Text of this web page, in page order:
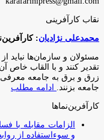
نقاب کارآفرینی
محمدعلی نژادیان:
مسئولان و سازمان‌ها
تقدیر کنند و با القاب خاص
زرق و برق به جامعه معرفی
جامعه بزنند.
ادامه مطلب
کارآفرین‌نماها
الزامات مقابله با
و سوءاستفاده از